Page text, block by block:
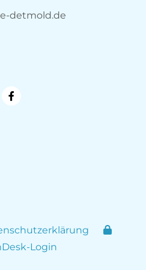
detmold.de
Login